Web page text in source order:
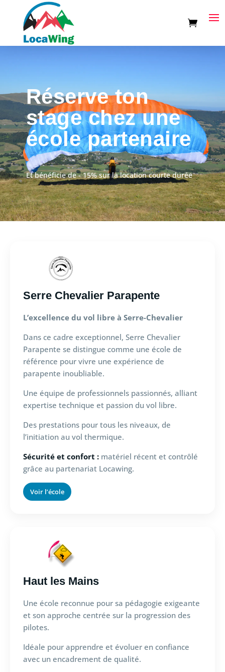
Réserve ton
stage chez une
école partenaire
Et bénéficie de - 15% sur la location courte durée
Serre Chevalier Parapente
L’excellence du vol libre à Serre-Chevalier
Dans ce cadre exceptionnel, Serre Chevalier
Parapente se distingue comme une école de
référence pour vivre une expérience de
parapente inoubliable.
Une équipe de professionnels passionnés, alliant
expertise technique et passion du vol libre.
Des prestations pour tous les niveaux, de
l’initiation au vol thermique.
Sécurité et confort : matériel récent et contrôlé
grâce au partenariat Locawing.
Voir l’école
Haut les Mains
Une école reconnue pour sa pédagogie exigeante
et son approche centrée sur la progression des
pilotes.
Idéale pour apprendre et évoluer en confiance
avec un encadrement de qualité.